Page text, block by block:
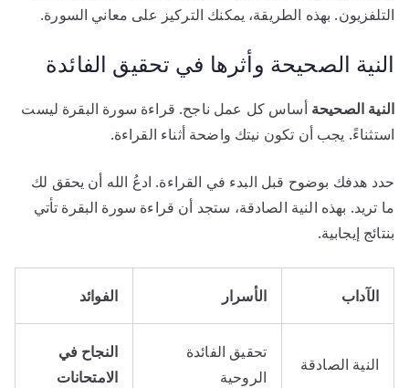
التلفزيون. بهذه الطريقة، يمكنك التركيز على معاني السورة.
النية الصحيحة وأثرها في تحقيق الفائدة
النية الصحيحة أساس كل عمل ناجح. قراءة سورة البقرة ليست
استثناءً. يجب أن تكون نيتك واضحة أثناء القراءة.
حدد هدفك بوضوح قبل البدء في القراءة. ادعُ الله أن يحقق لك
ما تريد. بهذه النية الصادقة، ستجد أن قراءة سورة البقرة تأتي
بنتائج إيجابية.
الآداب الأسرار الفوائد
النية الصادقة
تحقيق الفائدة
الروحية
النجاح في
الامتحانات